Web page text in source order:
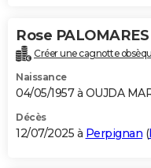
Rose PALOMARES
Créer une cagnotte
Naissance
04/05/1957 à OUJDA
Décès
12/07/2025 à Perpignan (